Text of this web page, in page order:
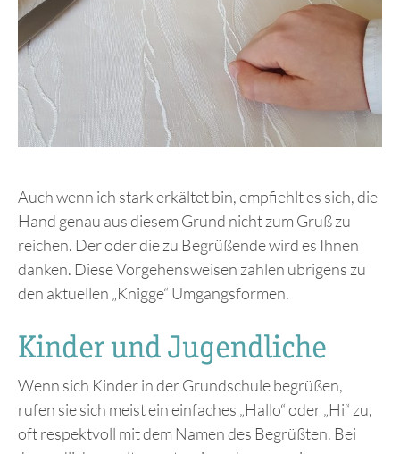
Auch wenn ich stark erkältet bin, empfiehlt es sich, die
Hand genau aus diesem Grund nicht zum Gruß zu
reichen. Der oder die zu Begrüßende wird es Ihnen
danken. Diese Vorgehensweisen zählen übrigens zu
den aktuellen „Knigge“ Umgangsformen.
Kinder und Jugendliche
Wenn sich Kinder in der Grundschule begrüßen,
rufen sie sich meist ein einfaches „Hallo“ oder „Hi“ zu,
oft respektvoll mit dem Namen des Begrüßten. Bei